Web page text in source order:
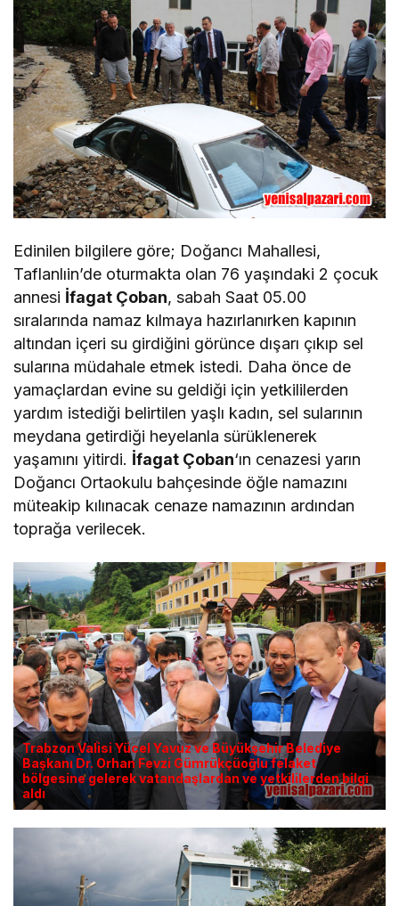
Edinilen bilgilere göre; Doğancı Mahallesi,
Taflanlıin’de oturmakta olan 76 yaşındaki 2 çocuk
annesi İfagat Çoban, sabah Saat 05.00
sıralarında namaz kılmaya hazırlanırken kapının
altından içeri su girdiğini görünce dışarı çıkıp sel
sularına müdahale etmek istedi. Daha önce de
yamaçlardan evine su geldiği için yetkililerden
yardım istediği belirtilen yaşlı kadın, sel sularının
meydana getirdiği heyelanla sürüklenerek
yaşamını yitirdi. İfagat Çoban‘ın cenazesi yarın
Doğancı Ortaokulu bahçesinde öğle namazını
müteakip kılınacak cenaze namazının ardından
toprağa verilecek.
Trabzon Valisi Yücel Yavuz ve Büyükşehir Belediye
Başkanı Dr. Orhan Fevzi Gümrükçüoğlu felaket
bölgesine gelerek vatandaşlardan ve yetkililerden bilgi
aldı